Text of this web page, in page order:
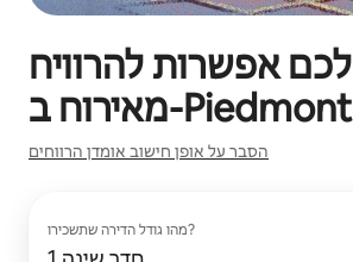
מאירוח ב-Piedmont
הסבר על אופן חישוב אומדן הרווחים
מהו גודל הדירה שתשכירו?